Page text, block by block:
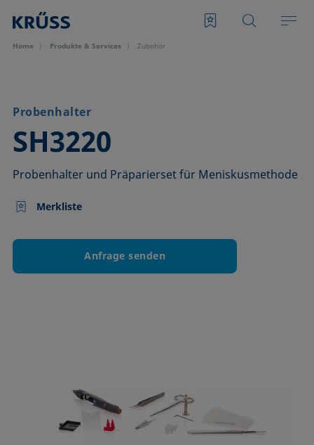
Home Produkte & Services Zubehör
Probenhalter
SH3220
–
Probenhalter und Präparierset für Meniskusmethode
Merkliste
Anfrage senden